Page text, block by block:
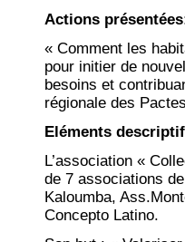
Actions
« Comment les
pour initier de
besoins et
régionale des
Eléments
L’association «
de 7 associations
Kaloumba,
Concepto Latino.